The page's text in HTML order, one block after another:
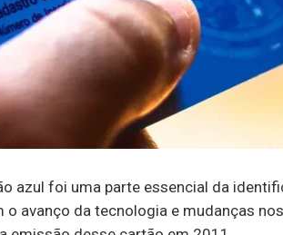
azul foi uma parte essencial da
o avanço da tecnologia e mudanças